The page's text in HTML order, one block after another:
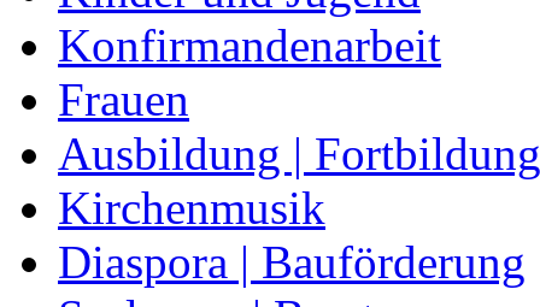
Konfirmandenarbeit
Frauen
Ausbildung | Fortbildung
Kirchenmusik
Diaspora | Bauförderung